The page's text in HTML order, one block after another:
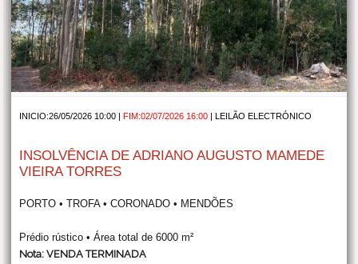
INICIO:26/05/2026 10:00 | FIM:02/07/2026 16:00 LEILÃO ELECTRÓNICO
INSOLVÊNCIA DE ADRIANO AUGUSTO MAMEDE
VIEIRA TORRES
PORTO • TROFA • CORONADO • MENDÕES
Prédio rústico • Área total de 6000 m²
Nota: VENDA TERMINADA